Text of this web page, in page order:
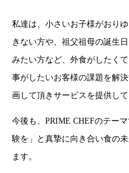
私達は、小さいお子様がおり
きない方や、祖父祖母の誕生
みたい方など、外食がしたく
事がしたいお客様の課題を解
画して頂きサービスを提供して
今後も、PRIME CHEFのテー
験を」と真摯に向き合い食の
ます。